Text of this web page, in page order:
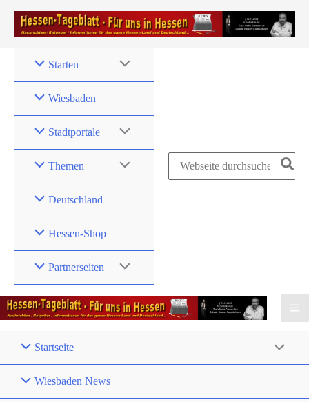
Zum
Inhalt
Starten
Wiesbaden
Stadtportale
Themen
Deutschland
Hessen-Shop
Partnerseiten
Search
Startseite
Wiesbaden News